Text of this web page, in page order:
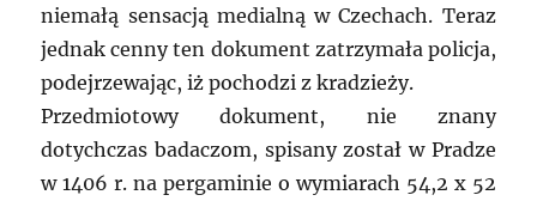
niemałą sensacją medialną w Czechach. Teraz
jednak cenny ten dokument zatrzymała policja,
podejrzewając, iż pochodzi z kradzieży.
Przedmiotowy dokument, nie znany
dotychczas badaczom, spisany został w Pradze
w 1406 r. na pergaminie o wymiarach 54,2 x 52